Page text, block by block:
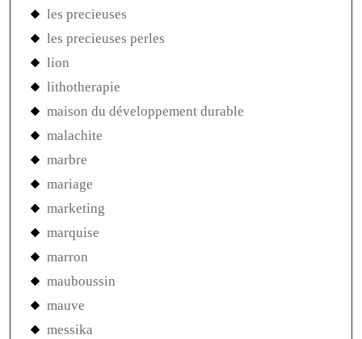
les precieuses
les precieuses perles
lion
lithotherapie
maison du développement durable
malachite
marbre
mariage
marketing
marquise
marron
mauboussin
mauve
messika